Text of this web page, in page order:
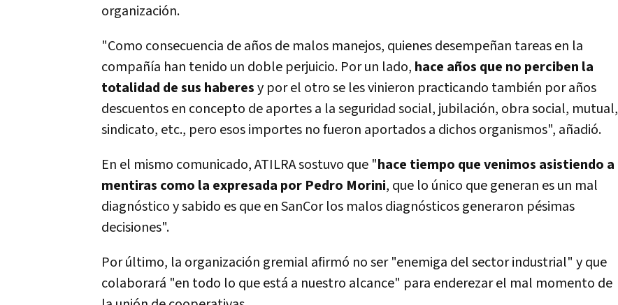
organización.
"Como consecuencia de años de malos manejos, quienes desempeñan tareas en la
compañía han tenido un doble perjuicio. Por un lado, hace años que no perciben la
totalidad de sus haberesy por el otro se les vinieron practicando también por años
descuentos en concepto de aportes a la seguridad social, jubilación, obra social, mutual,
sindicato, etc., pero esos importes no fueron aportados a dichos organismos", añadió.
En el mismo comunicado, ATILRA sostuvo que "hace tiempo que venimos asistiendo a
mentiras como la expresada por Pedro Morini, que lo único que generan es un mal
diagnóstico y sabido es que en SanCor los malos diagnósticos generaron pésimas
decisiones".
Por último, la organización gremial afirmó no ser "enemiga del sector industrial" y que
colaborará "en todo lo que está a nuestro alcance" para enderezar el mal momento de